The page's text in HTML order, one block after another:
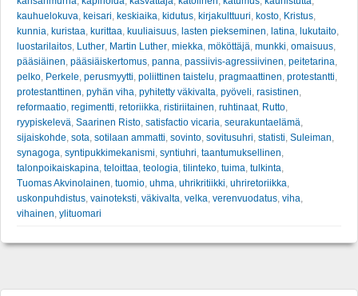
kauhuelokuva keisari keskiaika kidutus kirjakulttuuri kosto Kristus
kunnia kuristaa kurittaa kuuliaisuus lasten piekseminen latina lukutaito
luostarilaitos Luther Martin Luther miekka mököttäjä munkki omaisuus
pääsiäinen pääsiäiskertomus panna passiivis-agressiivinen peitetarina
pelko Perkele perusmyytti poliittinen taistelu pragmaattinen protestantti
protestanttinen pyhän viha pyhitetty väkivalta pyöveli rasistinen
reformaatio regimentti retoriikka ristiriitainen ruhtinaat, Rutto
ryypiskelevä Saarinen Risto satisfactio vicaria seurakuntaelämä
sijaiskohde sota sotilaan ammatti sovinto sovitusuhri statisti Suleiman
synagoga syntipukkimekanismi syntiuhri taantumuksellinen
talonpoikaiskapina teloittaa teologia tilinteko tuima tulkinta
Tuomas Akvinolainen tuomio uhma uhrikritiikki uhriretoriikka
uskonpuhdistus vainoteksti väkivalta velka verenvuodatus viha
vihainen ylituomari